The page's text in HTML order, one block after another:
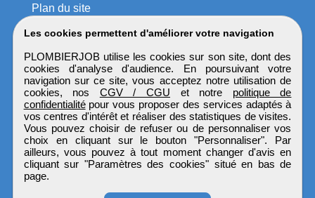
Les cookies permettent d'améliorer votre navigation
PLOMBIERJOB utilise les cookies sur son site, dont des
cookies d'analyse d'audience. En poursuivant votre
navigation sur ce site, vous acceptez notre utilisation de
cookies, nos CGV / CGU et notre politique de
confidentialitépour vous proposer des services adaptés à
vos centres d'intérêt et réaliser des statistiques de visites.
Vous pouvez choisir de refuser ou de personnaliser vos
choix en cliquant sur le bouton "Personnaliser". Par
ailleurs, vous pouvez à tout moment changer d'avis en
cliquant sur "Paramètres des cookies" situé en bas de
page.
Plan du site